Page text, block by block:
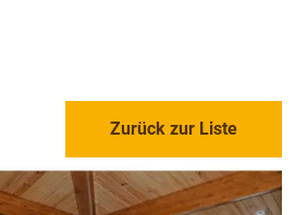
Zurück zur Liste